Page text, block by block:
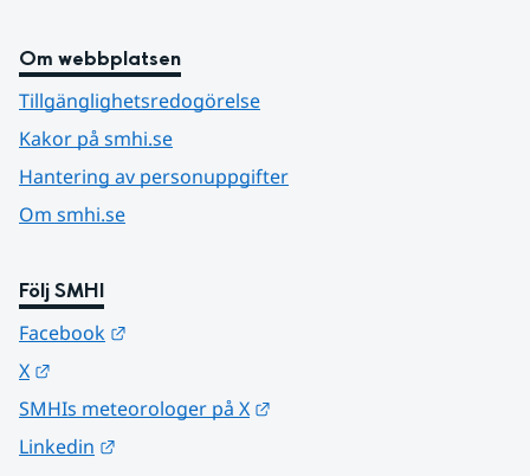
Om webbplatsen
Tillgänglighetsredogörelse
Kakor på smhi.se
Hantering av personuppgifter
Om smhi.se
Följ SMHI
Facebook
X
SMHIs meteorologer på X
Linkedin